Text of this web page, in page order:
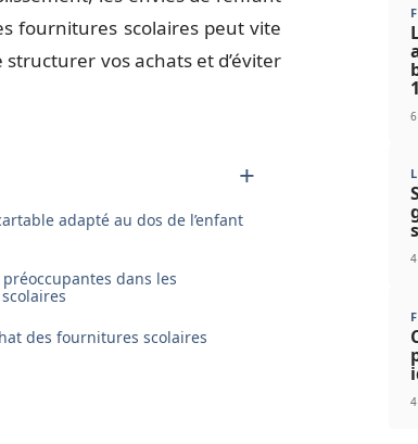
fournitures scolaires peut vite
vos achats et d’éviter
adapté au dos de l’enfant
dans les
des fournitures scolaires